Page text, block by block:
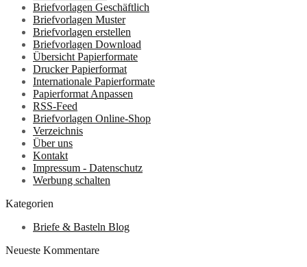
Briefvorlagen Geschäftlich
Briefvorlagen Muster
Briefvorlagen erstellen
Briefvorlagen Download
Übersicht Papierformate
Drucker Papierformat
Internationale Papierformate
Papierformat Anpassen
RSS-Feed
Briefvorlagen Online-Shop
Verzeichnis
Über uns
Kontakt
Impressum - Datenschutz
Werbung schalten
Kategorien
Briefe & Basteln Blog
Neueste Kommentare